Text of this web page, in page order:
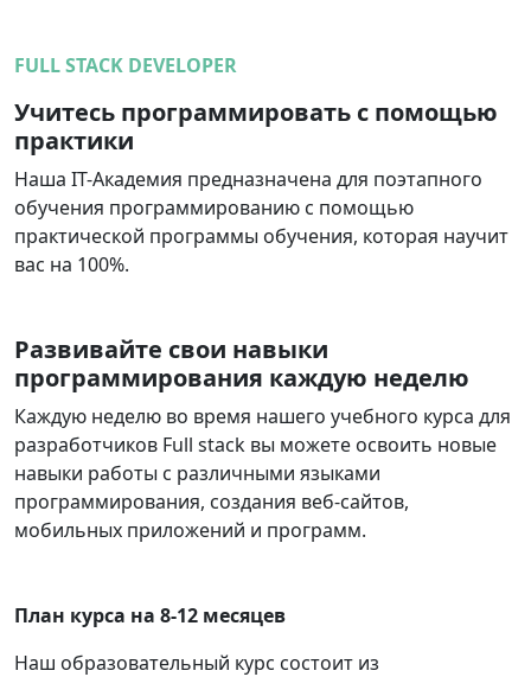
FULL STACK DEVELOPER
Учитесь программировать с помощью
практики
Наша IT-Академия предназначена для поэтапного
обучения программированию с помощью
практической программы обучения, которая научит
вас на 100%.
Развивайте свои навыки
программирования каждую неделю
Каждую неделю во время нашего учебного курса для
разработчиков Full stack вы можете освоить новые
навыки работы с различными языками
программирования, создания веб-сайтов,
мобильных приложений и программ.
План курса на 8-12 месяцев
Наш образовательный курс состоит из